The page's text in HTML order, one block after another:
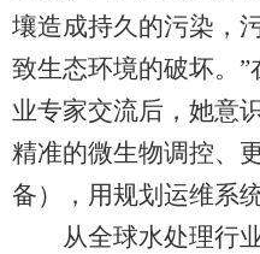
壤造成持久的污染，
致生态环境的破坏。
业专家交流后，她意
精准的微生物调控、
备），用规划运维系
从全球水处理行业